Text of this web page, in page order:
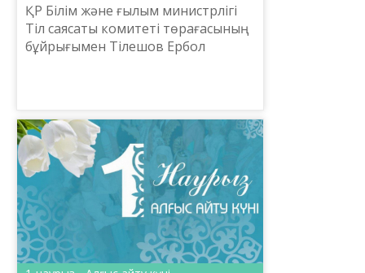
ҚР Білім және ғылым министрлігі
Тіл саясаты комитеті төрағасының
бұйрығымен Тілешов Ербол
практикалық орта...